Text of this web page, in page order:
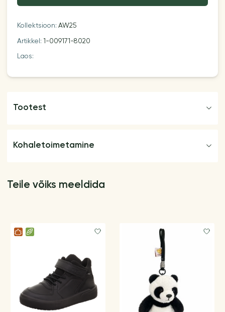
Kollektsioon:AW25
Artikkel:1-009171-8020
Laos:
Tootest
Kohaletoimetamine
Teile võiks meeldida